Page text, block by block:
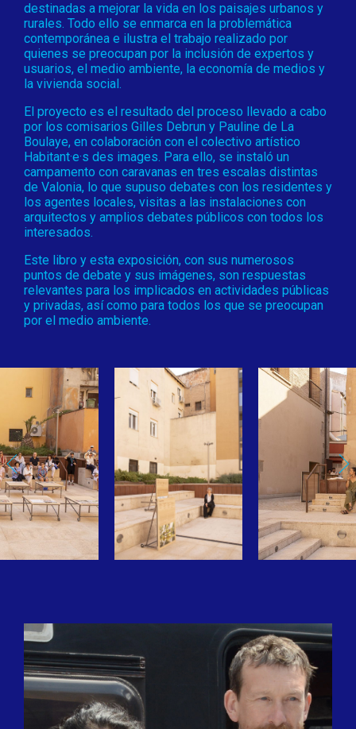
destinadas a mejorar la vida en los paisajes urbanos y
rurales. Todo ello se enmarca en la problemática
contemporánea e ilustra el trabajo realizado por
quienes se preocupan por la inclusión de expertos y
usuarios, el medio ambiente, la economía de medios y
la vivienda social.
El proyecto es el resultado del proceso llevado a cabo
por los comisarios Gilles Debrun y Pauline de La
Boulaye, en colaboración con el colectivo artístico
Habitant·e·s des images. Para ello, se instaló un
campamento con caravanas en tres escalas distintas
de Valonia, lo que supuso debates con los residentes y
los agentes locales, visitas a las instalaciones con
arquitectos y amplios debates públicos con todos los
interesados.
Este libro y esta exposición, con sus numerosos
puntos de debate y sus imágenes, son respuestas
relevantes para los implicados en actividades públicas
y privadas, así como para todos los que se preocupan
por el medio ambiente.